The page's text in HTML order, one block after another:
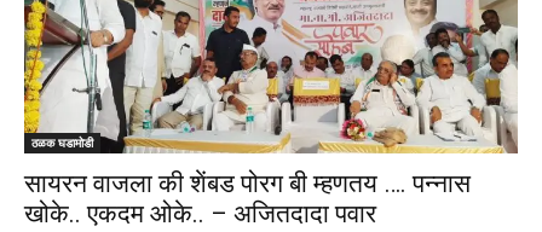
ठळक घडामोडी
सायरन वाजला की शेंबड पोरग बी म्हणतय …. पन्नास
खोके.. एकदम ओके.. – अजितदादा पवार